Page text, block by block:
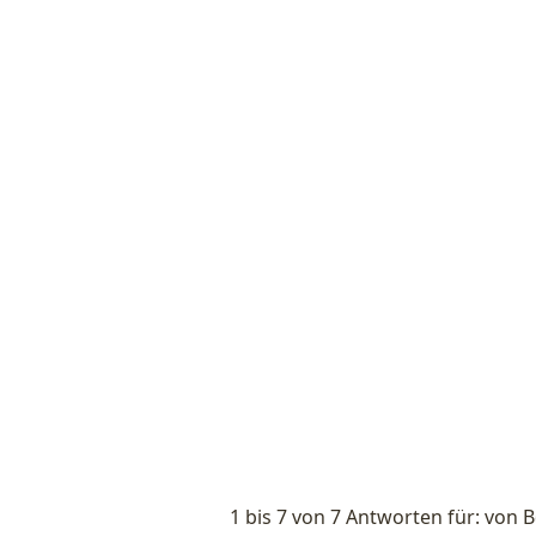
1 bis 7 von 7 Antworten für: von